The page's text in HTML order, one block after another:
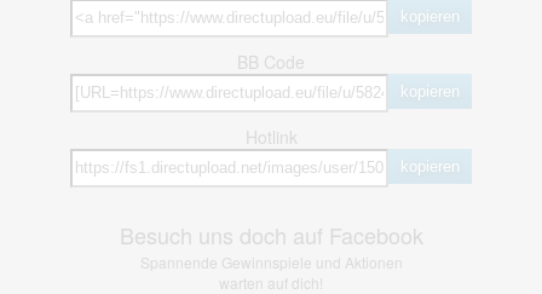
kopieren
BB Code
kopieren
Hotlink
kopieren
Besuch uns doch auf Facebook
Spannende Gewinnspiele und Aktionen
warten auf dich!